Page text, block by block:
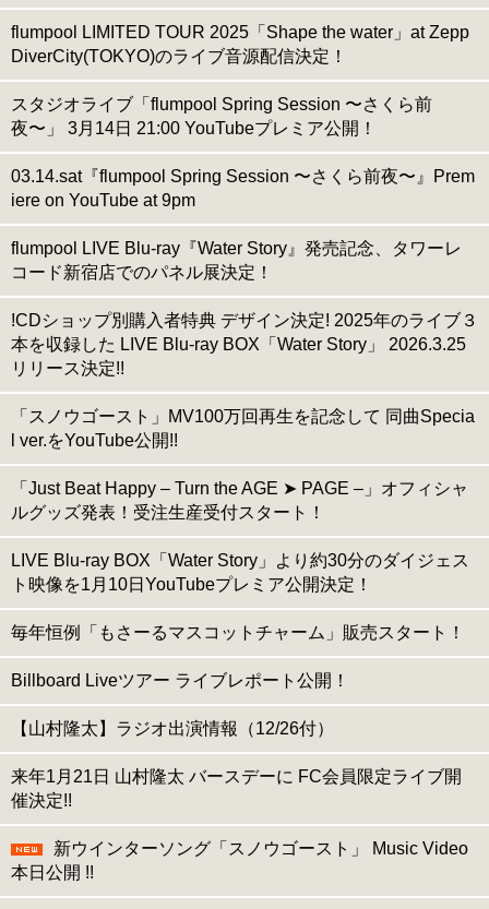
flumpool LIMITED TOUR 2025「Shape the water」at Zepp
DiverCity(TOKYO)のライブ音源配信決定！
スタジオライブ「flumpool Spring Session 〜さくら前
夜〜」 3月14日 21:00 YouTubeプレミア公開！
03.14.sat『flumpool Spring Session 〜さくら前夜〜』Prem
iere on YouTube at 9pm
flumpool LIVE Blu-ray『Water Story』発売記念、タワーレ
コード新宿店でのパネル展決定！
!CDショップ別購入者特典 デザイン決定! 2025年のライブ３
本を収録した LIVE Blu-ray BOX「Water Story」 2026.3.25
リリース決定!!
「スノウゴースト」MV100万回再生を記念して 同曲Specia
l ver.をYouTube公開!!
「Just Beat Happy – Turn the AGE ➤ PAGE –」オフィシャ
ルグッズ発表！受注生産受付スタート！
LIVE Blu-ray BOX「Water Story」より約30分のダイジェス
ト映像を1月10日YouTubeプレミア公開決定！
毎年恒例「もさーるマスコットチャーム」販売スタート！
Billboard Liveツアー ライブレポート公開！
【山村隆太】ラジオ出演情報（12/26付）
来年1月21日 山村隆太 バースデーに FC会員限定ライブ開
催決定!!
新ウインターソング「スノウゴースト」 Music Video
本日公開 !!